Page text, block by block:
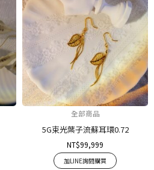
全部商品
5G束光葉子流蘇耳環0.72
NT$99,999
加LINE詢問購買